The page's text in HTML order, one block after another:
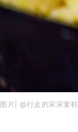
图片| @行走的宋宋童鞋